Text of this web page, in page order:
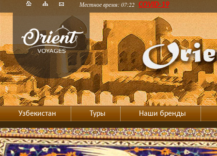
Местное время: 07:22 COVID-19
Узбекистан Туры Наши бренды